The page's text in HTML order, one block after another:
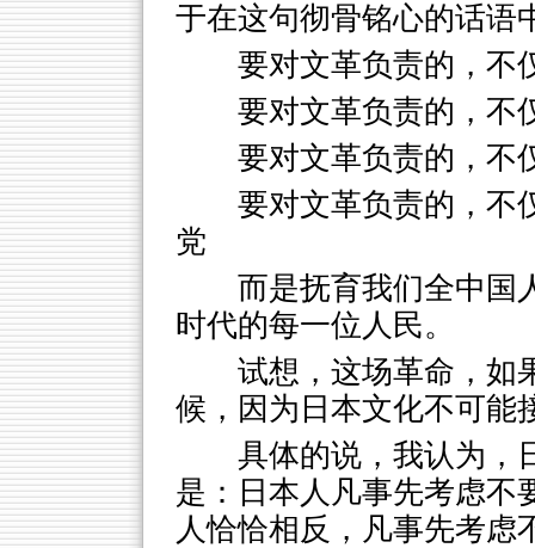
于在这句彻骨铭心的话语
要对文革负责的，不
要对文革负责的，不
要对文革负责的，不
要对文革负责的，不
党
而是抚育我们全中国
时代的每一位人民。
试想，这场革命，如
候，因为日本文化不可能
具体的说，我认为，
是：日本人凡事先考虑不
人恰恰相反，凡事先考虑